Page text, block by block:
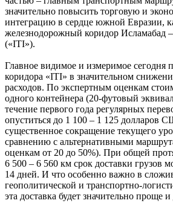
значительно повысить торговую и
интеграцию в сердце южной Евразии,
железнодорожный коридор Исламабад
(«ITI»).
Главное видимое и измеримое сегодня
коридора «ITI» в значительном
расходов. По экспертным оценкам
одного контейнера (20-футовый
течение первого года регулярных
опуститься до 1 100 – 1 125 долларов
существенное сокращение текущего
сравнению с альтернативными
оценкам от 20 до 50%). При общей
6 500 – 6 560 км срок доставки грузов
14 дней. И что особенно важно в
геополитической и транспортно-
эта доставка будет значительно проще